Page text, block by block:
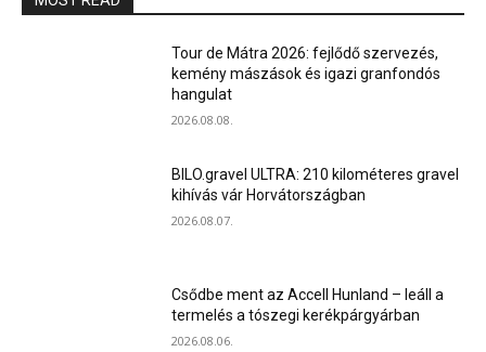
Tour de Mátra 2026: fejlődő szervezés,
kemény mászások és igazi granfondós
hangulat
2026.08.08.
BILO.gravel ULTRA: 210 kilométeres gravel
kihívás vár Horvátországban
2026.08.07.
Csődbe ment az Accell Hunland – leáll a
termelés a tószegi kerékpárgyárban
2026.08.06.